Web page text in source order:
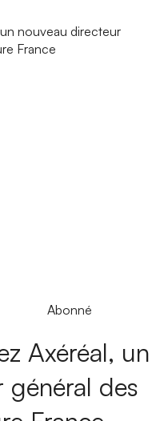
nouveau directeur
France
Abonné
Axéréal, un
général des